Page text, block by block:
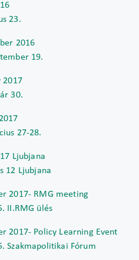
23.
2016
19.
2017
30.
27-28.
Ljubjana
12 Ljubjana
2017- RMG meeting
II.RMG ülés
2017- Policy Learning Event
Szakmapolitikai Fórum